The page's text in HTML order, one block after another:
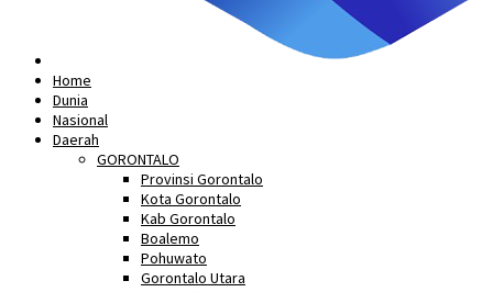
Home
Dunia
Nasional
Daerah
GORONTALO
Provinsi Gorontalo
Kota Gorontalo
Kab Gorontalo
Boalemo
Pohuwato
Gorontalo Utara